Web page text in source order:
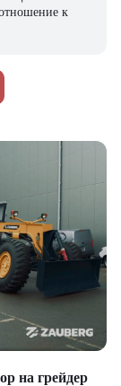
к
на грейдер